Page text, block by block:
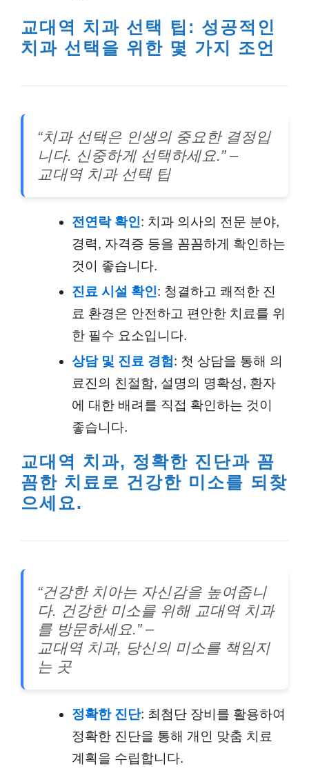
교대역 치과 선택 팁: 성공적인
치과 선택을 위한 몇 가지 조언
“치과 선택은 인생의 중요한 결정입
니다. 신중하게 선택하세요.” –
교대역 치과 선택 팁
전연락 확인: 치과 의사의 전문 분야,
경력, 자격증 등을 꼼꼼하게 확인하는
것이 좋습니다.
진료 시설 확인: 청결하고 쾌적한 진
료 환경은 안전하고 편안한 치료를 위
한 필수 요소입니다.
상담 및 진료 경험: 첫 상담을 통해 의
료진의 친절함, 설명의 명확성, 환자
에 대한 배려를 직접 확인하는 것이
좋습니다.
교대역 치과, 정확한 진단과 꼼
꼼한 치료로 건강한 미소를 되찾
으세요.
“건강한 치아는 자신감을 높여줍니
다. 건강한 미소를 위해 교대역 치과
를 방문하세요.” –
교대역 치과, 당신의 미소를 책임지
는 곳
정확한 진단: 최첨단 장비를 활용하여
정확한 진단을 통해 개인 맞춤 치료
계획을 수립합니다.